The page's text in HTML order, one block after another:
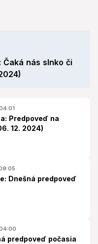
Čaká nás slnko či
Predpoveď na
12. 2024)
Dnešná predpoveď
predpoveď počasia